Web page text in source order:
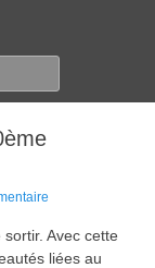
Avec cette
liées au